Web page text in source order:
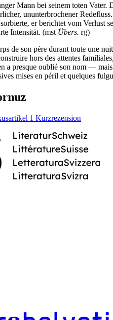
Mann bei seinem toten
ununterbrochener
er berichtet vom Verlust
Intensität. (mst Übers. rg)
de son père durant toute une
hors des attentes
a presque oublié son nom —
mises en péril et quelques
1 Kurzrezension